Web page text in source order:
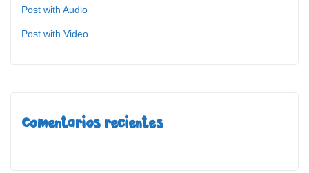
Post with Audio
Post with Video
Comentarios recientes